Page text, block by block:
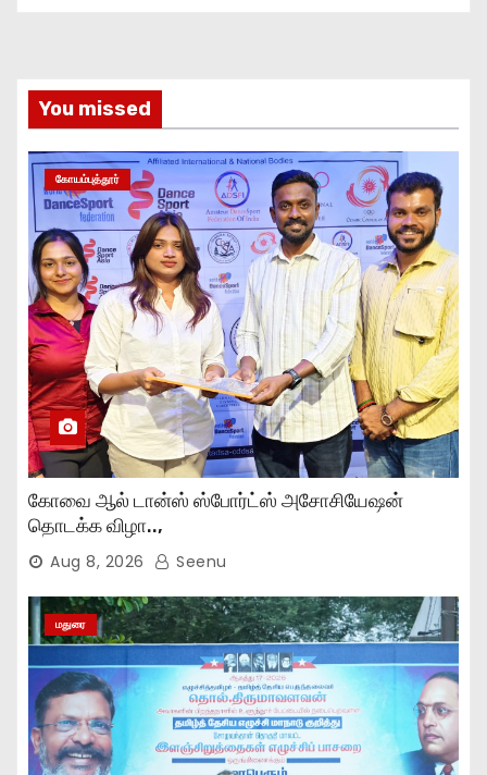
You missed
கோயம்புத்தூர்
கோவை ஆல் டான்ஸ் ஸ்போர்ட்ஸ் அசோசியேஷன்
தொடக்க விழா..,
Aug 8, 2026 Seenu
மதுரை